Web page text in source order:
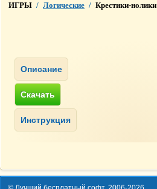
ИГРЫ / Логические / Крестики-нолики